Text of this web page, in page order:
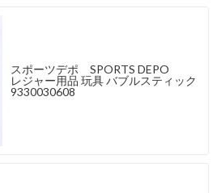
スポーツデポ SPORTS DEPO
レジャー用品 玩具 バブルスティック
9330030608